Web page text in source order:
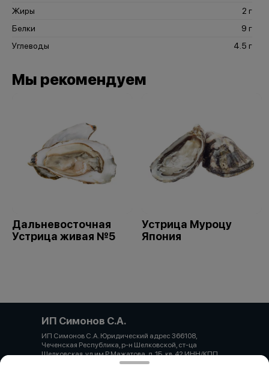
Жиры
2 г
Белки
9 г
Углеводы
4.5 г
Мы рекомендуем
Дальневосточная
Устрица живая №5
Устрица Муроцу
Япония
ИП Симонов С.А.
ИП Симонов С.А. Юридический адрес 366108,
Чеченская Республика, р-н Шелковской, ст-ца
Шелковская, ул им Р.Мажатова, д. 1Б, кв. 42 ИНН/КПП
860317654281 ОГРН 323237500333172 Банк